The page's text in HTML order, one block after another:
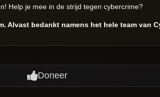
Help je mee in de strijd tegen cybercrime?
Alvast bedankt namens het hele team van
Doneer